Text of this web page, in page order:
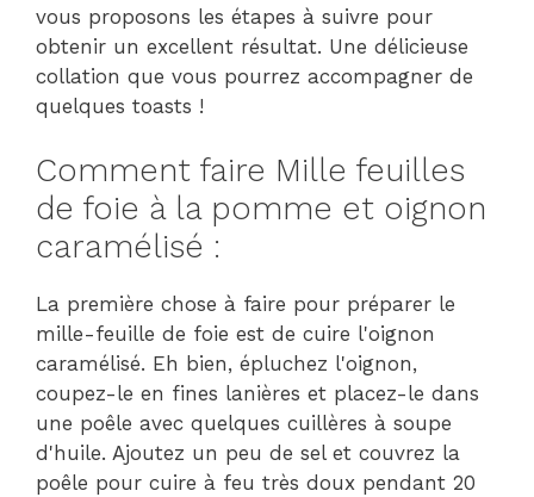
vous proposons les étapes à suivre pour
obtenir un excellent résultat. Une délicieuse
collation que vous pourrez accompagner de
quelques toasts !
Comment faire Mille feuilles
de foie à la pomme et oignon
caramélisé :
La première chose à faire pour préparer le
mille-feuille de foie est de cuire l'oignon
caramélisé. Eh bien, épluchez l'oignon,
coupez-le en fines lanières et placez-le dans
une poêle avec quelques cuillères à soupe
d'huile. Ajoutez un peu de sel et couvrez la
poêle pour cuire à feu très doux pendant 20